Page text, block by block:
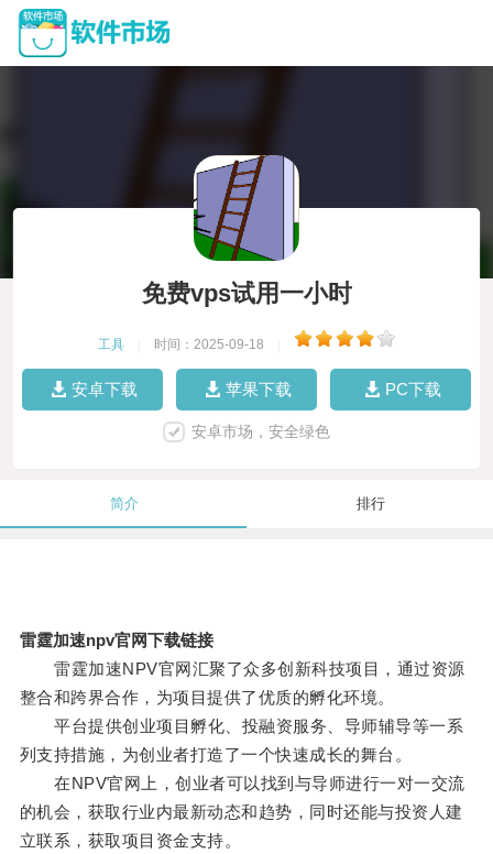
免费vps试用一小时
工具 时间：2025-09-18
安卓下载 苹果下载 PC下载
安卓市场，安全绿色
简介 排行
雷霆加速npv官网下载链接
雷霆加速NPV官网汇聚了众多创新科技项目，通过资源
整合和跨界合作，为项目提供了优质的孵化环境。
平台提供创业项目孵化、投融资服务、导师辅导等一系
列支持措施，为创业者打造了一个快速成长的舞台。
在NPV官网上，创业者可以找到与导师进行一对一交流
的机会，获取行业内最新动态和趋势，同时还能与投资人建
立联系，获取项目资金支持。